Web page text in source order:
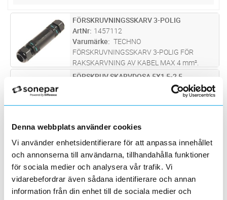
Denna webbplats använder cookies
Vi använder enhetsidentifierare för att anpassa innehållet
och annonserna till användarna, tillhandahålla funktioner
för sociala medier och analysera vår trafik. Vi
vidarebefordrar även sådana identifierare och annan
information från din enhet till de sociala medier och
ST Lägg i kundvagn
FÖRSKRUVNINGSSKARV 3-POLIG
ArtNr 1457112
Varumärke
TECHNO
FÖRSKRUVNINGSSKARV 3-POLIG FÖR
RAKSKARVNING AV KABEL MAX 4 mm².
Skyddsklass IP68. Längd 115mm. Diameter
ST Lägg i kundvagn
FÖRSKRUV SKARVDOSA 5X1,5-2,5
Förskruvningsskarvdosa IP68. Godkänd för
undertak eller kabelstegar. Snabb och enkel
installation. Passar utmärkt vid trånga
utrymmen.
FÖRSKRUVNINGSSKARV 5-POLIG
ArtNr 1457114
Varumärke TECHNO
FÖRSKRUVNINGSSKARV 5-POLIG FÖR
RAKSKARVNING AV KABEL MAX 4 mm².
32mm.
ST Lägg i kundvagn
FÖRSKRUVN M SKARVHYLSA